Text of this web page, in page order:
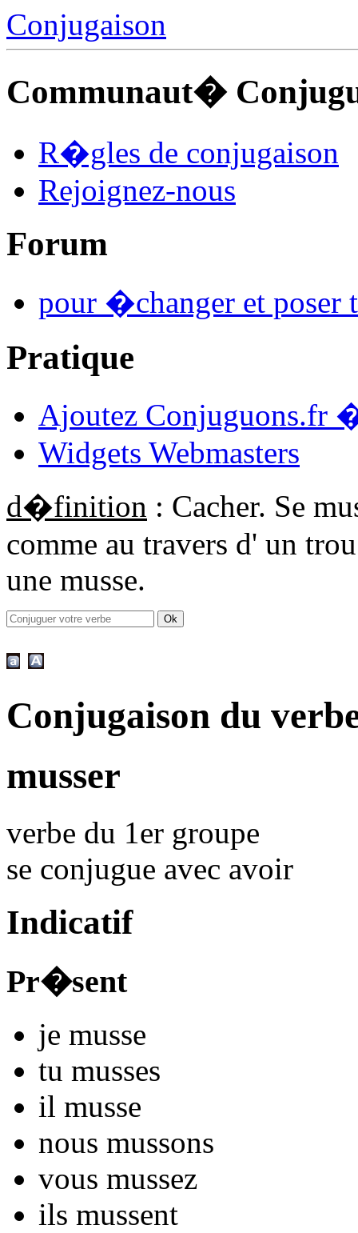
Conjugaison
Communaut�
R�gles de conjugaison
Rejoignez-nous
Forum
pour �changer et poser
Pratique
Ajoutez Conjuguons.fr
Widgets Webmasters
d�finition : Cacher. Se
comme au travers d' un
une musse.
Conjugaison du
musser
verbe du 1er groupe
se conjugue avec avoir
Indicatif
Pr�sent
je musse
tu musses
il musse
nous mussons
vous mussez
ils mussent